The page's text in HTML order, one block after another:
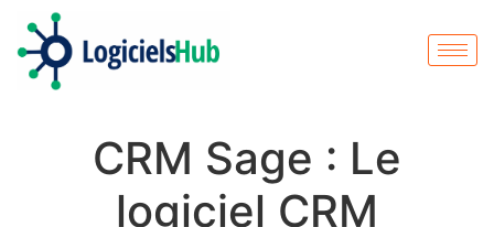
CRM Sage : Le
logiciel CRM